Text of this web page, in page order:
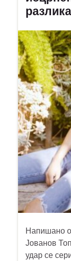
Напишано
Јованов
удар се